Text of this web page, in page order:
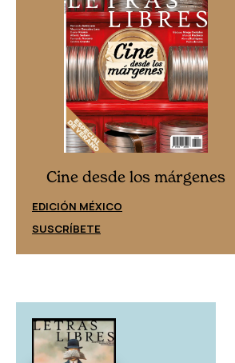
Cine desde los márgenes
EDICIÓN MÉXICO
SUSCRÍBETE